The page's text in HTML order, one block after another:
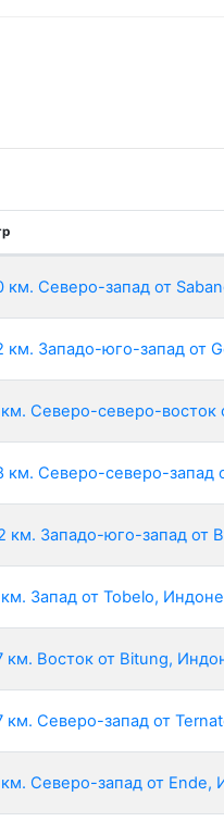
км. Северо-запад от
км. Западо-юго-запад от
Северо-северо-восток
км. Северо-северо-запад
км. Западо-юго-запад от
Запад от Tobelo,
км. Восток от Bitung,
км. Северо-запад от
Северо-запад от Ende,